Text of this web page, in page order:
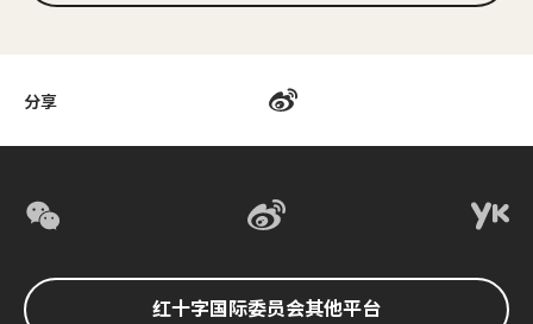
分享
红十字国际委员会其他平台